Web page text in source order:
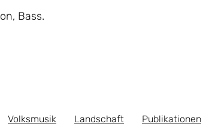
Bass.
Volksmusik Landschaft Publikationen